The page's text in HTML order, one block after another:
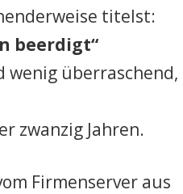
titelst:
beerdigt“
zwanzig Jahren.
Firmenserver aus